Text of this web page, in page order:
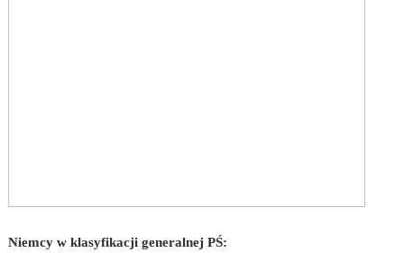
Niemcy w klasyfikacji generalnej PŚ: